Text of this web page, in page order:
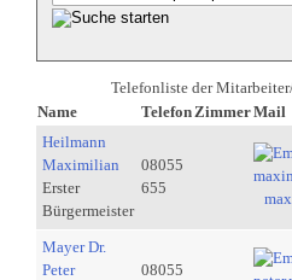
Telefonliste der
Name
Telefon ZimmerMail
Heilmann
Maximilian
Erster
Bürgermeister
08055
655
Mayer Dr.
Peter
08055